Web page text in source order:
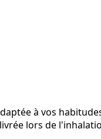
à vos
lors de